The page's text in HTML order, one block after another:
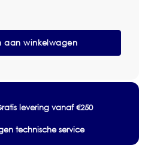
aan winkelwagen
levering vanaf €250
technische service